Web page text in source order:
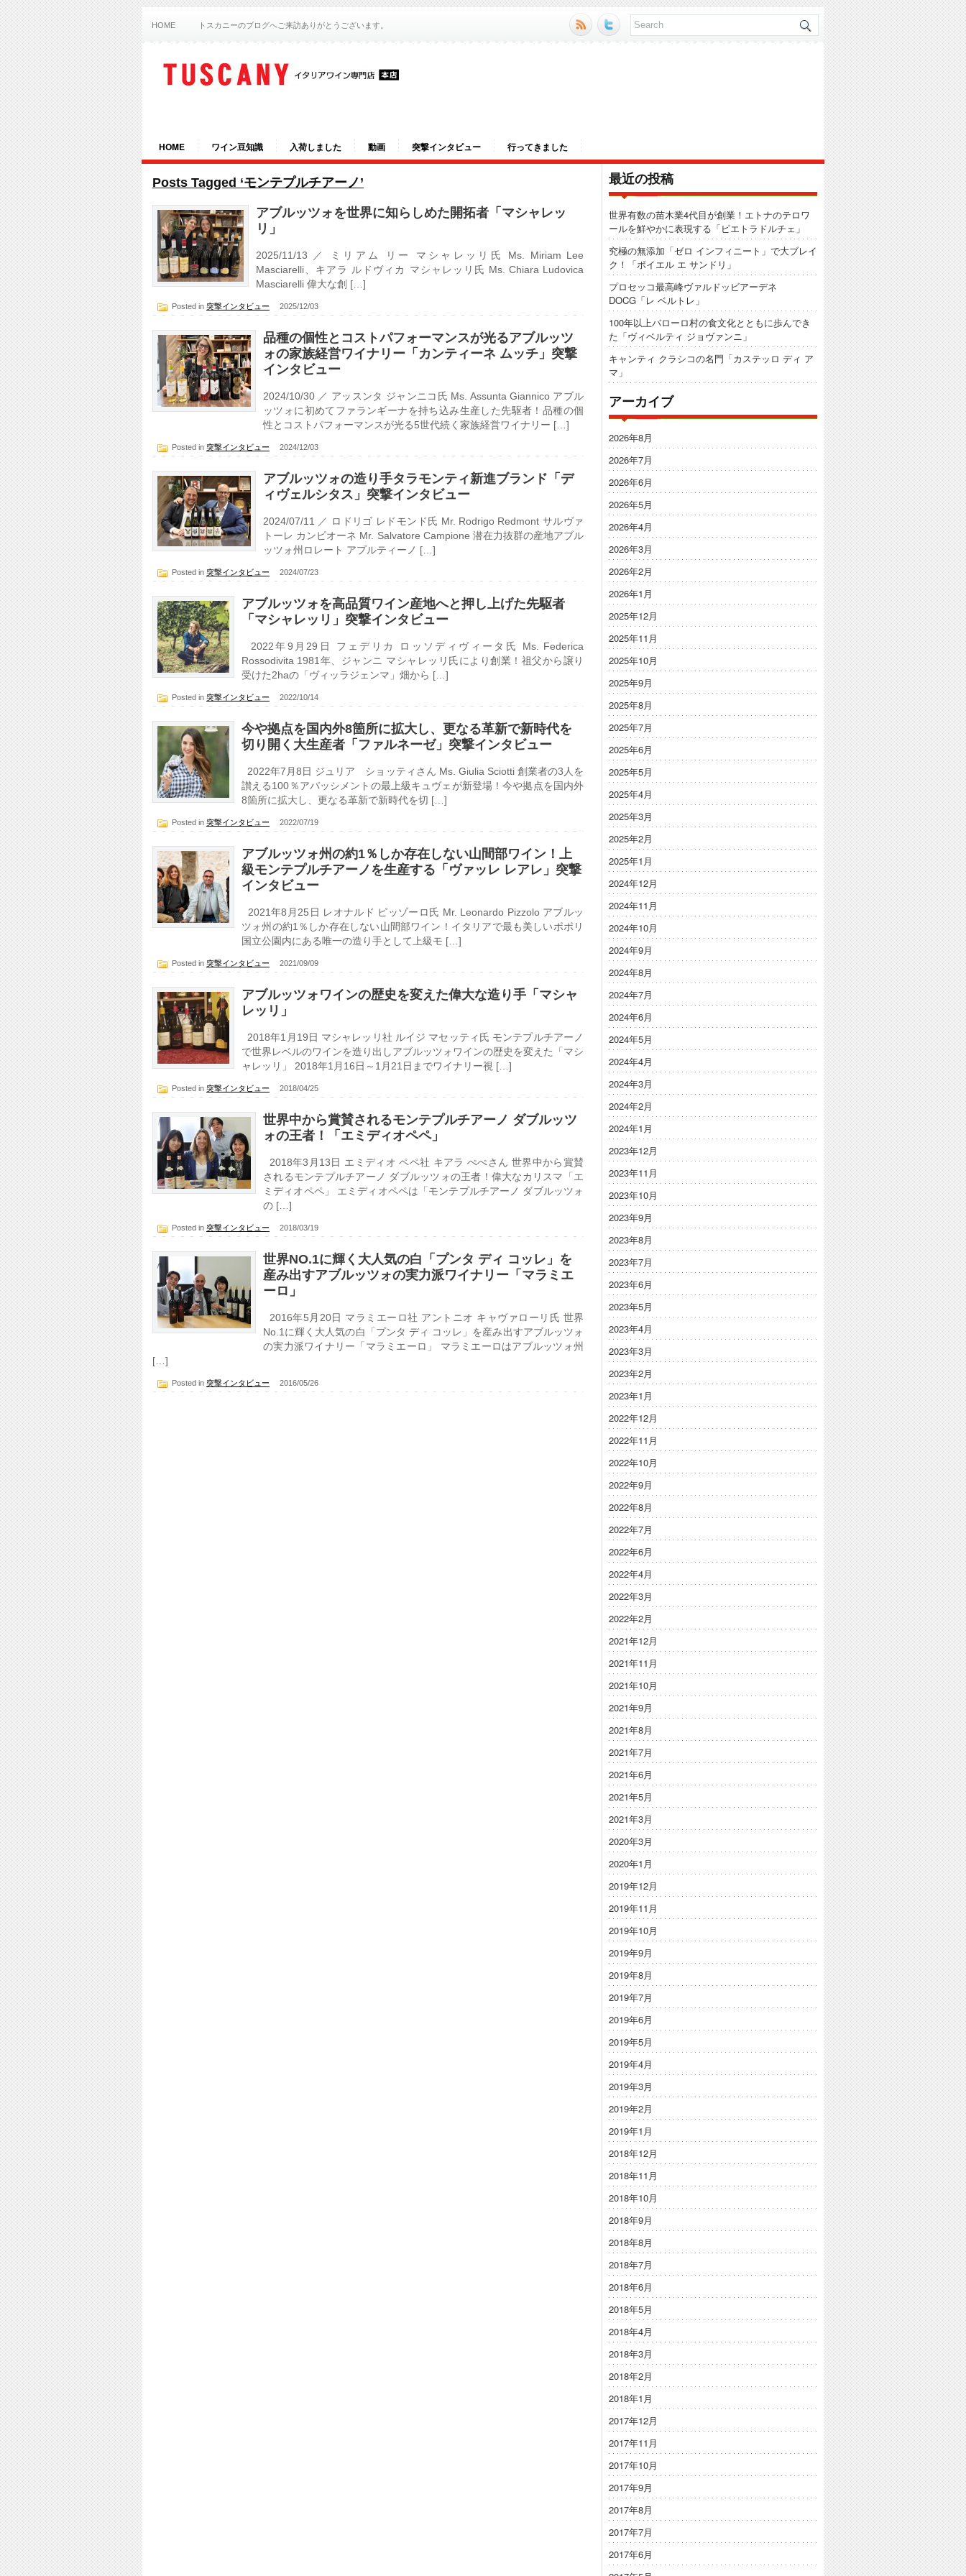
HOME トスカニーのブログへご来訪ありがとうございます。
HOME ワイン豆知識 入荷しました 動画 突撃インタビュー 行ってきました
Posts Tagged ‘モンテプルチアーノ’
アブルッツォを世界に知らしめた開拓者「マシャレッ
リ」
2025/11/13 ／ ミリアム リー マシャレッリ氏 Ms. Miriam Lee
Masciarelli、キアラ ルドヴィカ マシャレッリ氏 Ms. Chiara Ludovica
Masciarelli 偉大な創 […]
Posted in 突撃インタビュー 2025/12/03
品種の個性とコストパフォーマンスが光るアブルッツ
ォの家族経営ワイナリー「カンティーネ ムッチ」突撃
インタビュー
2024/10/30 ／ アッスンタ ジャンニコ氏 Ms. Assunta Giannico アブル
ッツォに初めてファランギーナを持ち込み生産した先駆者！品種の個
性とコストパフォーマンスが光る5世代続く家族経営ワイナリー […]
Posted in 突撃インタビュー 2024/12/03
アブルッツォの造り手タラモンティ新進ブランド「デ
ィヴェルシタス」突撃インタビュー
2024/07/11 ／ ロドリゴ レドモンド氏 Mr. Rodrigo Redmont サルヴァ
トーレ カンピオーネ Mr. Salvatore Campione 潜在力抜群の産地アブル
ッツォ州ロレート アプルティーノ […]
Posted in 突撃インタビュー 2024/07/23
アブルッツォを高品質ワイン産地へと押し上げた先駆者
「マシャレッリ」突撃インタビュー
2022年9月29日 フェデリカ ロッソディヴィータ氏 Ms. Federica
Rossodivita 1981年、ジャンニ マシャレッリ氏により創業！祖父から譲り
受けた2haの「ヴィッラジェンマ」畑から […]
Posted in 突撃インタビュー 2022/10/14
今や拠点を国内外8箇所に拡大し、更なる革新で新時代を
切り開く大生産者「ファルネーゼ」突撃インタビュー
2022年7月8日 ジュリア ショッティさん Ms. Giulia Sciotti 創業者の3人を
讃える100％アパッシメントの最上級キュヴェが新登場！今や拠点を国内外
8箇所に拡大し、更なる革新で新時代を切 […]
Posted in 突撃インタビュー 2022/07/19
アブルッツォ州の約1％しか存在しない山間部ワイン！上
級モンテプルチアーノを生産する「ヴァッレ レアレ」突撃
インタビュー
2021年8月25日 レオナルド ピッゾーロ氏 Mr. Leonardo Pizzolo アブルッ
ツォ州の約1％しか存在しない山間部ワイン！イタリアで最も美しいポポリ
国立公園内にある唯一の造り手として上級モ […]
Posted in 突撃インタビュー 2021/09/09
アブルッツォワインの歴史を変えた偉大な造り手「マシャ
レッリ」
2018年1月19日 マシャレッリ社 ルイジ マセッティ氏 モンテプルチアーノ
で世界レベルのワインを造り出しアブルッツォワインの歴史を変えた「マシ
ャレッリ」 2018年1月16日～1月21日までワイナリー視 […]
Posted in 突撃インタビュー 2018/04/25
世界中から賞賛されるモンテプルチアーノ ダブルッツ
ォの王者！「エミディオペペ」
2018年3月13日 エミディオ ペペ社 キアラ ぺぺさん 世界中から賞賛
されるモンテプルチアーノ ダブルッツォの王者！偉大なカリスマ「エ
ミディオペペ」 エミディオペペは「モンテプルチアーノ ダブルッツォ
の […]
Posted in 突撃インタビュー 2018/03/19
世界NO.1に輝く大人気の白「プンタ ディ コッレ」を
産み出すアブルッツォの実力派ワイナリー「マラミエ
ーロ」
2016年5月20日 マラミエーロ社 アントニオ キャヴァローリ氏 世界
No.1に輝く大人気の白「プンタ ディ コッレ」を産み出すアブルッツォ
の実力派ワイナリー「マラミエーロ」 マラミエーロはアブルッツォ州
[…]
Posted in 突撃インタビュー 2016/05/26
最近の投稿
世界有数の苗木業4代目が創業！エトナのテロワ
ールを鮮やかに表現する「ピエトラドルチェ」
究極の無添加「ゼロ インフィニート」で大ブレイ
ク！「ポイエル エ サンドリ」
プロセッコ最高峰ヴァルドッビアーデネ
DOCG「レ ベルトレ」
100年以上バローロ村の食文化とともに歩んでき
た「ヴィベルティ ジョヴァンニ」
キャンティ クラシコの名門「カステッロ ディ ア
マ」
アーカイブ
2026年8月
2026年7月
2026年6月
2026年5月
2026年4月
2026年3月
2026年2月
2026年1月
2025年12月
2025年11月
2025年10月
2025年9月
2025年8月
2025年7月
2025年6月
2025年5月
2025年4月
2025年3月
2025年2月
2025年1月
2024年12月
2024年11月
2024年10月
2024年9月
2024年8月
2024年7月
2024年6月
2024年5月
2024年4月
2024年3月
2024年2月
2024年1月
2023年12月
2023年11月
2023年10月
2023年9月
2023年8月
2023年7月
2023年6月
2023年5月
2023年4月
2023年3月
2023年2月
2023年1月
2022年12月
2022年11月
2022年10月
2022年9月
2022年8月
2022年7月
2022年6月
2022年4月
2022年3月
2022年2月
2021年12月
2021年11月
2021年10月
2021年9月
2021年8月
2021年7月
2021年6月
2021年5月
2021年3月
2020年3月
2020年1月
2019年12月
2019年11月
2019年10月
2019年9月
2019年8月
2019年7月
2019年6月
2019年5月
2019年4月
2019年3月
2019年2月
2019年1月
2018年12月
2018年11月
2018年10月
2018年9月
2018年8月
2018年7月
2018年6月
2018年5月
2018年4月
2018年3月
2018年2月
2018年1月
2017年12月
2017年11月
2017年10月
2017年9月
2017年8月
2017年7月
2017年6月